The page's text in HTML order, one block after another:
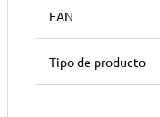
EAN
Tipo de producto